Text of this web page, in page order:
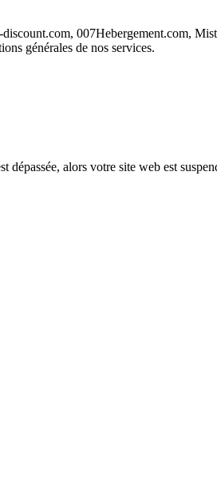
007Hebergement.com,
générales de nos services.
alors votre site web est